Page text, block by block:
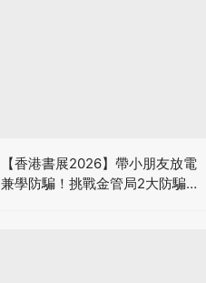
【香港書展2026】帶小朋友放電
兼學防騙！挑戰金管局2大防騙遊